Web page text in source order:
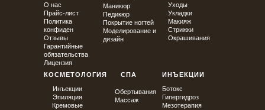
О нас
Прайс-лист
Политика
конфиден
Отзывы
Гарантийные
обязательства
Лицензия
Маникюр
Педикюр
Покрытие ногтей
Моделирование и
дизайн
КОСМЕТОЛОГИЯ
Инъекции
Эпиляция
Кремовые
ИНЪЕКЦИИ
Ботокс
Гипергидроз
Мезотерапия
Уходы
Укладки
Макияж
Стрижки
Окрашивания
СПА
Обертывания
Массаж